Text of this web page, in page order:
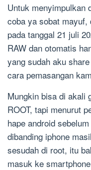
Untuk menyimpulkan
coba ya sobat
pada tanggal 21 juli
RAW dan otomatis
yang sudah aku
cara pemasangan
Mungkin bisa di akali
ROOT, tapi menurut
hape android
dibanding iphone
sesudah di root, itu
masuk ke